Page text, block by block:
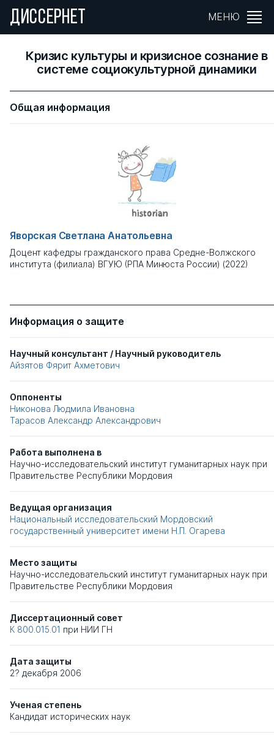
ДИССЕРНЕТ МЕНЮ
Кризис культуры и кризисное сознание в
системе социокультурной динамики
Общая информация
Яворская Светлана Анатольевна
Доцент кафедры гражданского права Средне-Волжского
института (филиала) ВГУЮ (РПА Минюста России) (2022)
Информация о защите
Научный консультант / Научный руководитель
Айзятов Фярит Ахметович
Оппоненты
Никонова Людмила Ивановна
Тарасов Александр Александрович
Работа выполнена в
Научно-исследовательский институт гуманитарных наук при
Правительстве Республики Мордовия
Ведущая организация
Национальный исследовательский Мордовский
государственный университет имени Н.П. Огарева
Место защиты
Научно-исследовательский институт гуманитарных наук при
Правительстве Республики Мордовия
Диссертационный совет
К 800.015.01 при НИИ ГН
Дата защиты
2? декабря 2006
Ученая степень
Кандидат исторических наук